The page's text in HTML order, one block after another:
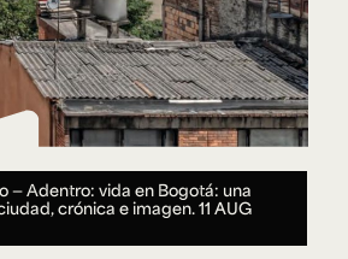
— Adentro: vida en Bogotá: una
crónica e imagen.11 AUG